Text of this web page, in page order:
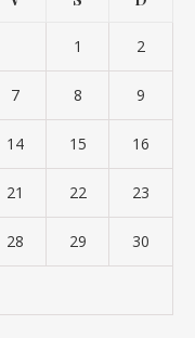
1 2
7 8 9
14 15 16
21 22 23
28 29 30